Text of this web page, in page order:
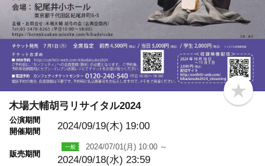
b
o
木場大輔胡弓リサイタル2024
公演期間
開催期間
2024/09/19(木) 19:00
販売期間
2024/07/01(月) 10:00 ～
2024/09/18(水) 23:59